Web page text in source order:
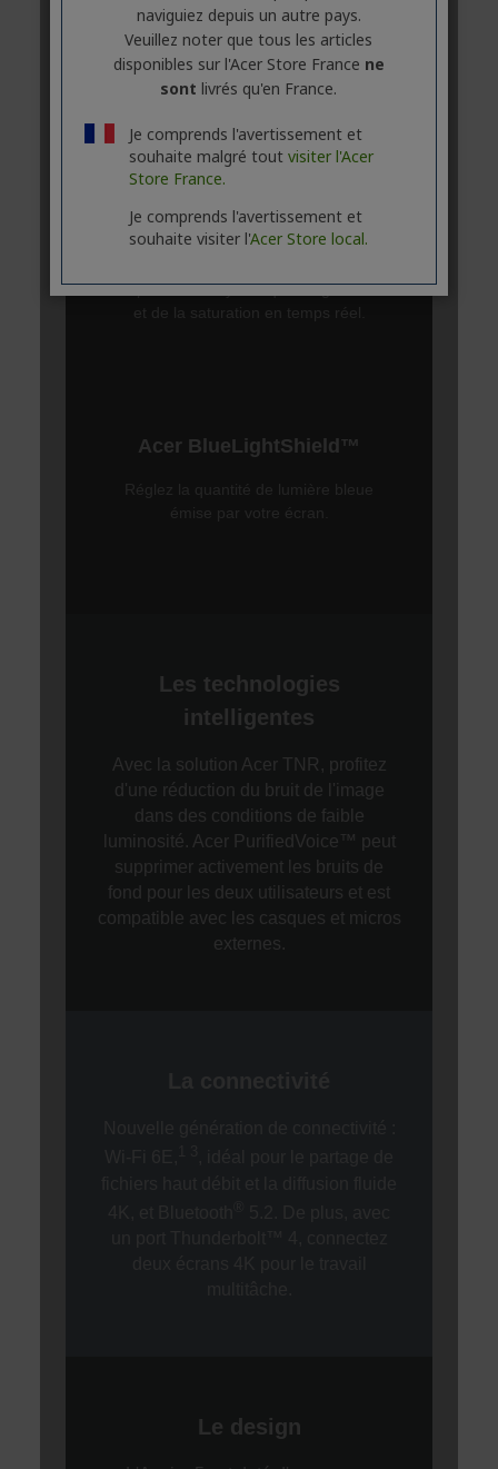
naviguiez depuis un autre pays.
Veuillez noter que tous les articles
disponibles sur l'Acer Store France ne
sont livrés qu'en France.
Je comprends l'avertissement et
souhaite malgré tout visiter l'Acer
Store France.
Je comprends l'avertissement et
souhaite visiter l'Acer Store local.